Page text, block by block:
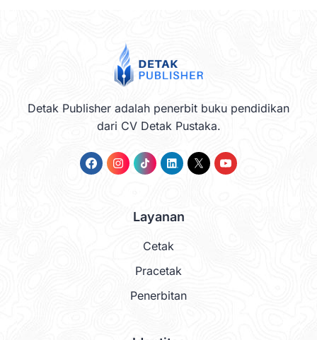
Detak Publisher adalah penerbit buku pendidikan
dari CV Detak Pustaka.
Layanan
Cetak
Pracetak
Penerbitan